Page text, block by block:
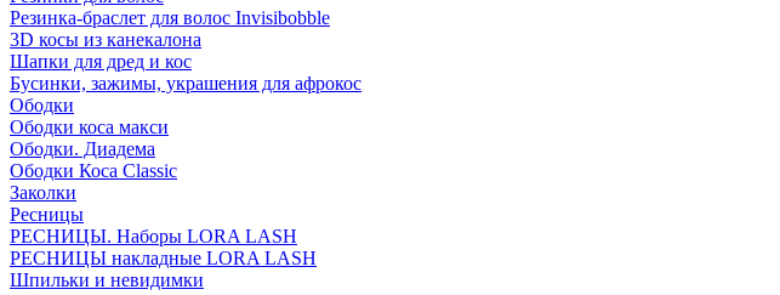
Резинка-браслет для волос Invisibobble
3D косы из канекалона
Шапки для дред и кос
Бусинки, зажимы, украшения для афрокос
Ободки
Ободки коса макси
Ободки. Диадема
Ободки Коса Classic
Заколки
Ресницы
РЕСНИЦЫ. Наборы LORA LASH
РЕСНИЦЫ накладные LORA LASH
Шпильки и невидимки